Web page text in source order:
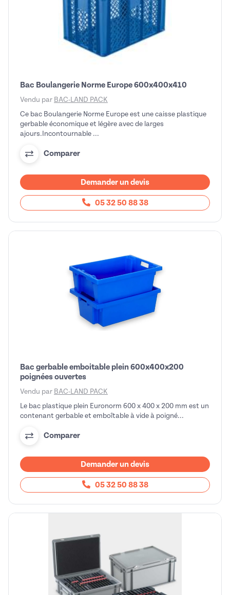
Bac Boulangerie Norme Europe 600x400x410
Vendu par BAC-LAND PACK
Ce bac Boulangerie Norme Europe est une caisse plastique
gerbable économique et légère avec de larges
ajours.Incontournable ...
Comparer
Demander un devis
05 32 50 88 38
Bac gerbable emboitable plein 600x400x200
poignées ouvertes
Vendu par BAC-LAND PACK
Le bac plastique plein Euronorm 600 x 400 x 200 mm est un
contenant gerbable et emboîtable à vide à poigné...
Comparer
Demander un devis
05 32 50 88 38